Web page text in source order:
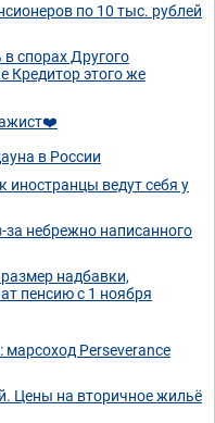
по 10 тыс. рублей
в спорах Другого
Кредитор этого же
в России
иностранцы ведут себя у
за небрежно написанного
надбавки,
пенсию с 1 ноября
Perseverance
Цены на вторичное жильё